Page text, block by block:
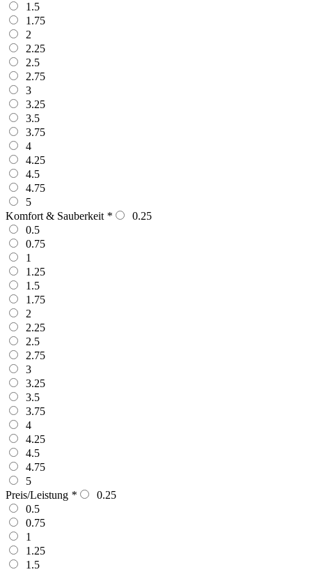
1.5
1.75
2
2.25
2.5
2.75
3
3.25
3.5
3.75
4
4.25
4.5
4.75
5
Komfort & Sauberkeit *
0.25
0.5
0.75
1
1.25
1.5
1.75
2
2.25
2.5
2.75
3
3.25
3.5
3.75
4
4.25
4.5
4.75
5
Preis/Leistung *
0.25
0.5
0.75
1
1.25
1.5